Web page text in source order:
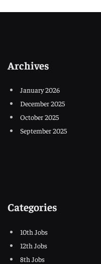
Archives
January 2026
December 2025
October 2025
September 2025
Categories
10th Jobs
12th Jobs
8th Jobs